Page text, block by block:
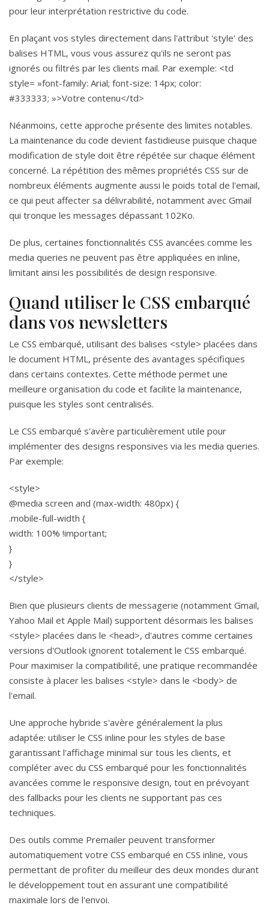
pour leur interprétation restrictive du code.
En plaçant vos styles directement dans l'attribut 'style' des
balises HTML, vous vous assurez qu'ils ne seront pas
ignorés ou filtrés par les clients mail. Par exemple: <td
style= »font-family: Arial; font-size: 14px; color:
#333333; »>Votre contenu</td>
Néanmoins, cette approche présente des limites notables.
La maintenance du code devient fastidieuse puisque chaque
modification de style doit être répétée sur chaque élément
concerné. La répétition des mêmes propriétés CSS sur de
nombreux éléments augmente aussi le poids total de l'email,
ce qui peut affecter sa délivrabilité, notamment avec Gmail
qui tronque les messages dépassant 102Ko.
De plus, certaines fonctionnalités CSS avancées comme les
media queries ne peuvent pas être appliquées en inline,
limitant ainsi les possibilités de design responsive.
Quand utiliser le CSS embarqué
dans vos newsletters
Le CSS embarqué, utilisant des balises <style> placées dans
le document HTML, présente des avantages spécifiques
dans certains contextes. Cette méthode permet une
meilleure organisation du code et facilite la maintenance,
puisque les styles sont centralisés.
Le CSS embarqué s'avère particulièrement utile pour
implémenter des designs responsives via les media queries.
Par exemple:
<style>
@media screen and (max-width: 480px) {
.mobile-full-width {
width: 100% !important;
}
}
</style>
Bien que plusieurs clients de messagerie (notamment Gmail,
Yahoo Mail et Apple Mail) supportent désormais les balises
<style> placées dans le <head>, d'autres comme certaines
versions d'Outlook ignorent totalement le CSS embarqué.
Pour maximiser la compatibilité, une pratique recommandée
consiste à placer les balises <style> dans le <body> de
l'email.
Une approche hybride s'avère généralement la plus
adaptée: utiliser le CSS inline pour les styles de base
garantissant l'affichage minimal sur tous les clients, et
compléter avec du CSS embarqué pour les fonctionnalités
avancées comme le responsive design, tout en prévoyant
des fallbacks pour les clients ne supportant pas ces
techniques.
Des outils comme Premailer peuvent transformer
automatiquement votre CSS embarqué en CSS inline, vous
permettant de profiter du meilleur des deux mondes durant
le développement tout en assurant une compatibilité
maximale lors de l'envoi.